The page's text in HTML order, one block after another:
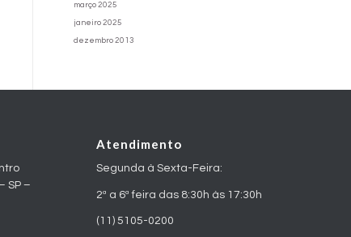
março 2025
janeiro 2025
dezembro 2013
SP –
Atendimento
Segunda à Sexta-Feira:
2ª a 6ª feira das 8:30h às 17:30h
(11) 5105-0200